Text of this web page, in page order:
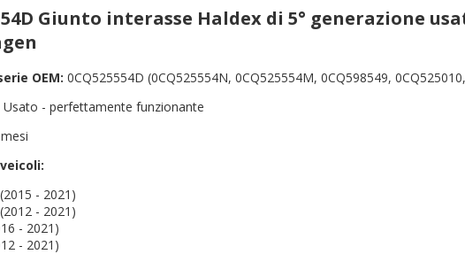
Giunto interasse Haldex di 5° generazione
OEM: 0CQ525554D (0CQ525554N, 0CQ525554M, 0CQ598549,
Usato - perfettamente funzionante
- 2021)
- 2021)
- 2021)
- 2021)